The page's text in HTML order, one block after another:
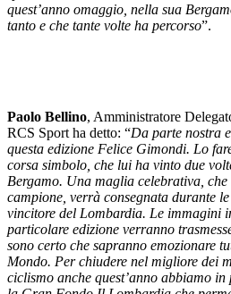
quest’anno omaggio, nella sua
tanto e che tante volte ha percorso”.
Paolo Bellino, Amministratore
RCS Sport ha detto: “Da parte nostra
questa edizione Felice Gimondi. Lo
corsa simbolo, che lui ha vinto due
Bergamo. Una maglia celebrativa,
campione, verrà consegnata durante
vincitore del Lombardia. Le immagini
particolare edizione verranno
sono certo che sapranno emozionare
Mondo. Per chiudere nel migliore dei
ciclismo anche quest’anno abbiamo